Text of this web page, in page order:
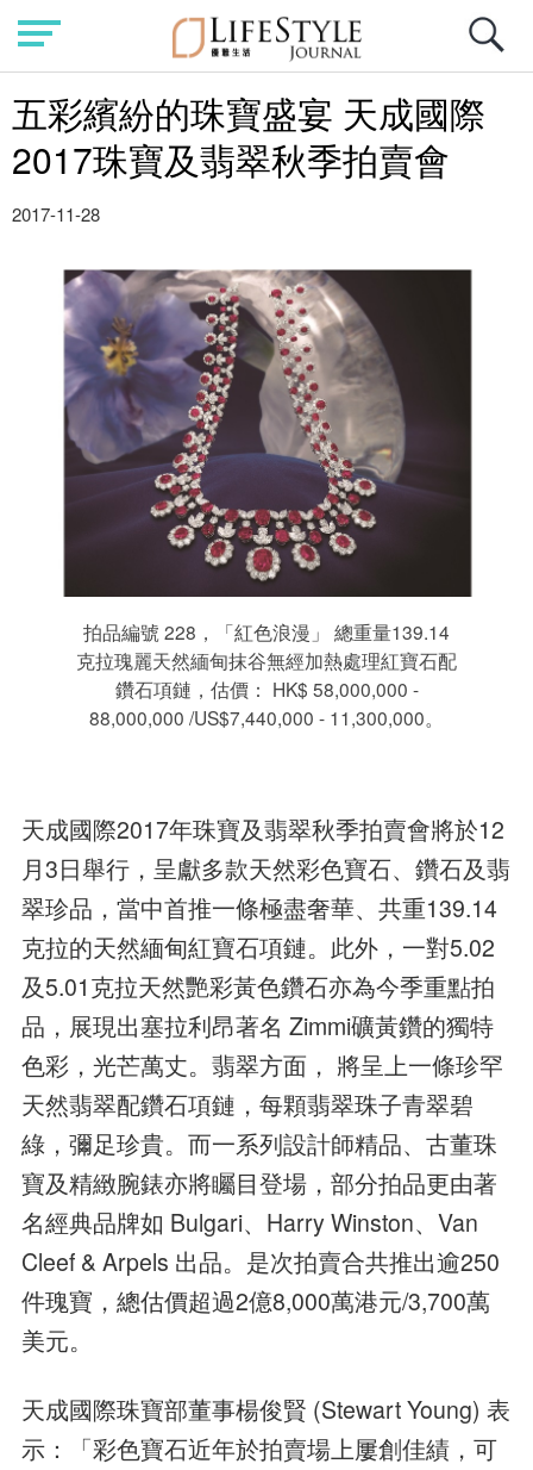
五彩繽紛的珠寶盛宴 天成國際
2017珠寶及翡翠秋季拍賣會
2017-11-28
拍品編號 228，「紅色浪漫」 總重量139.14
克拉瑰麗天然緬甸抹谷無經加熱處理紅寶石配
鑽石項鏈，估價： HK$ 58,000,000 -
88,000,000 /US$7,440,000 - 11,300,000。
天成國際2017年珠寶及翡翠秋季拍賣會將於12
月3日舉行，呈獻多款天然彩色寶石、鑽石及翡
翠珍品，當中首推一條極盡奢華、共重139.14
克拉的天然緬甸紅寶石項鏈。此外，一對5.02
及5.01克拉天然艷彩黃色鑽石亦為今季重點拍
品，展現出塞拉利昂著名 Zimmi礦黃鑽的獨特
色彩，光芒萬丈。翡翠方面， 將呈上一條珍罕
天然翡翠配鑽石項鏈，每顆翡翠珠子青翠碧
綠，彌足珍貴。而一系列設計師精品、古董珠
寶及精緻腕錶亦將矚目登場，部分拍品更由著
名經典品牌如 Bulgari、Harry Winston、Van
Cleef & Arpels 出品。是次拍賣合共推出逾250
件瑰寶，總估價超過2億8,000萬港元/3,700萬
美元。
天成國際珠寶部董事楊俊賢 (Stewart Young) 表
示：「彩色寶石近年於拍賣場上屢創佳績，可